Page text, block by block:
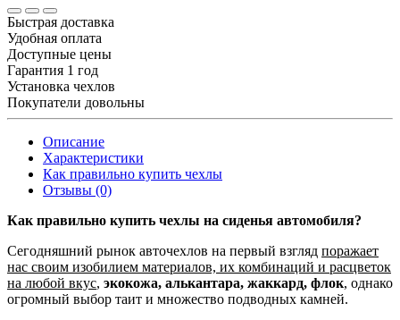
Быстрая доставка
Удобная оплата
Доступные цены
Гарантия 1 год
Установка чехлов
Покупатели довольны
Описание
Характеристики
Как правильно купить чехлы
Отзывы (0)
Как правильно купить чехлы на сиденья автомобиля?
Сегодняшний рынок авточехлов на первый взгляд поражает
нас своим изобилием материалов, их комбинаций и расцветок
на любой вкус, экокожа, алькантара, жаккард, флок, однако
огромный выбор таит и множество подводных камней.